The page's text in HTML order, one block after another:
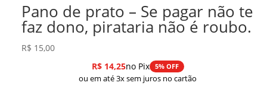
Pano de prato – Se pagar não te
faz dono, pirataria não é roubo.
R$ 15,00
R$14,25no Pix 5% OFF
ou em até 3x sem juros no cartão